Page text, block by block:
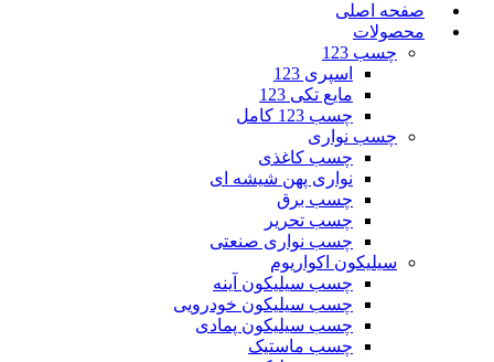
صفحه اصلی
محصولات
چسب 123
اسپری 123
مایع تکی 123
چسب 123 کامل
چسب نواری
چسب کاغذی
نواری پهن شیشه ای
چسب برق
چسب تحریر
چسب نواری صنعتی
سیلیکون اکواریوم
چسب سیلیکون آینه
چسب سیلیکون خودرویی
چسب سیلیکون پمادی
چسب ماستیک